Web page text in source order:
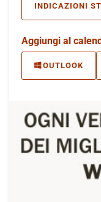
INDICAZIONI
Aggiungi al
OUTLOOK